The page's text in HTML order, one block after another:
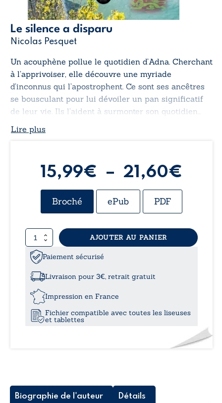
Le silence a disparu
Nicolas Pesquet
Un acouphène pollue le quotidien d’Adna. Cherchant
à l’apprivoiser, elle découvre une myriade
d’inconnus qui l’apostrophent. Ce sont ses ancêtres
se bousculant pour lui dévoiler un pan significatif
de leur vie. Ils l’aident à surmonter son quotidien…
Lire plus
15,99€ – 21,60€
de
Broché ePub PDF
quantité
de
Le
silence
AJOUTER AU PANIER
Paiement sécurisé
Livraison pour 3€, retrait gratuit
Impression en France
Fichier compatible avec toutes les liseuses
et tablettes
Biographie de l'auteur Détails